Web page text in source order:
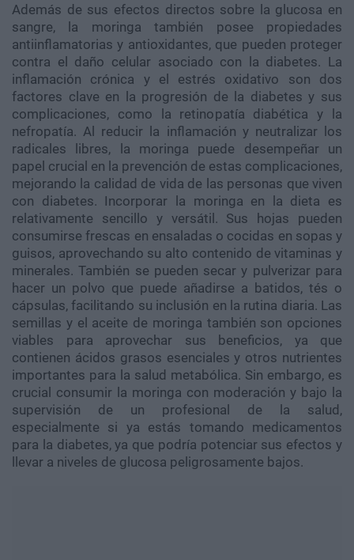
Además de sus efectos directos sobre la glucosa en
sangre, la moringa también posee propiedades
antiinflamatorias y antioxidantes, que pueden proteger
contra el daño celular asociado con la diabetes. La
inflamación crónica y el estrés oxidativo son dos
factores clave en la progresión de la diabetes y sus
complicaciones, como la retinopatía diabética y la
nefropatía. Al reducir la inflamación y neutralizar los
radicales libres, la moringa puede desempeñar un
papel crucial en la prevención de estas complicaciones,
mejorando la calidad de vida de las personas que viven
con diabetes. Incorporar la moringa en la dieta es
relativamente sencillo y versátil. Sus hojas pueden
consumirse frescas en ensaladas o cocidas en sopas y
guisos, aprovechando su alto contenido de vitaminas y
minerales. También se pueden secar y pulverizar para
hacer un polvo que puede añadirse a batidos, tés o
cápsulas, facilitando su inclusión en la rutina diaria. Las
semillas y el aceite de moringa también son opciones
viables para aprovechar sus beneficios, ya que
contienen ácidos grasos esenciales y otros nutrientes
importantes para la salud metabólica. Sin embargo, es
crucial consumir la moringa con moderación y bajo la
supervisión de un profesional de la salud,
especialmente si ya estás tomando medicamentos
para la diabetes, ya que podría potenciar sus efectos y
llevar a niveles de glucosa peligrosamente bajos.